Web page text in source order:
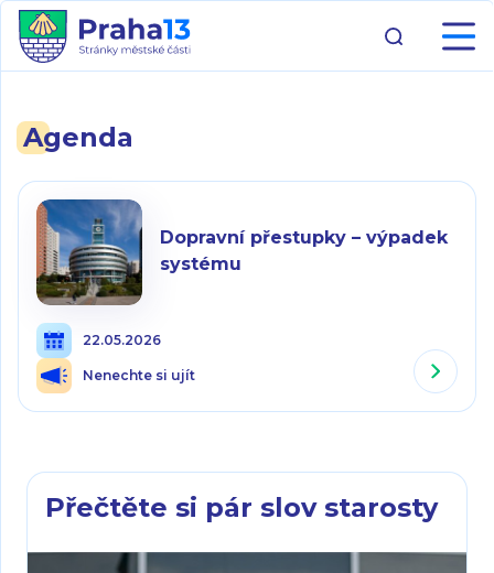
Agenda
Dopravní přestupky – výpadek
systému
22.05.2026
Nenechte si ujít
Přečtěte si pár slov starosty